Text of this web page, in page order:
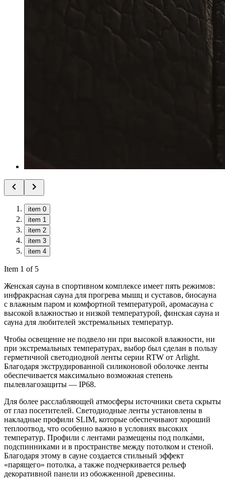
item 0
item 1
item 2
item 3
item 4
Item 1 of 5
Женская сауна в спортивном комплексе имеет пять режимов:
инфракрасная сауна для прогрева мышц и суставов, биосауна
с влажным паром и комфортной температурой, аромасауна с
высокой влажностью и низкой температурой, финская сауна и
сауна для любителей экстремальных температур.
Чтобы освещение не подвело ни при высокой влажности, ни
при экстремальных температурах, выбор был сделан в пользу
герметичной светодиодной ленты серии RTW от Arlight.
Благодаря экструдированной силиконовой оболочке ленты
обеспечивается максимально возможная степень
пылевлагозащиты — IP68.
Для более расслабляющей атмосферы источники света скрыты
от глаз посетителей. Светодиодные ленты установлены в
накладные профили SLIM, которые обеспечивают хороший
теплоотвод, что особенно важно в условиях высоких
температур. Профили с лентами размещены под полка́ми,
подспинниками и в пространстве между потолком и стеной.
Благодаря этому в сауне создается стильный эффект
«парящего» потолка, а также подчеркивается рельеф
декоративной панели из обожженной древесины.